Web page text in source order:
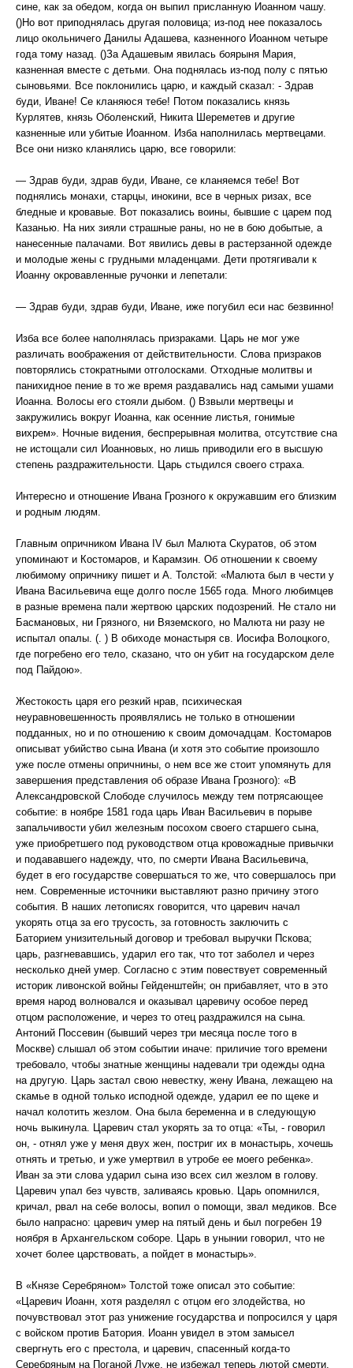
сине, как за обедом, когда он выпил присланную Иоанном чашу.
()Но вот приподнялась другая половица; из-под нее показалось
лицо окольничего Данилы Адашева, казненного Иоанном четыре
года тому назад. ()За Адашевым явилась боярыня Мария,
казненная вместе с детьми. Она поднялась из-под полу с пятью
сыновьями. Все поклонились царю, и каждый сказал: - Здрав
буди, Иване! Се кланяюся тебе! Потом показались князь
Курлятев, князь Оболенский, Никита Шереметев и другие
казненные или убитые Иоанном. Изба наполнилась мертвецами.
Все они низко кланялись царю, все говорили:
— Здрав буди, здрав буди, Иване, се кланяемся тебе! Вот
поднялись монахи, старцы, инокини, все в черных ризах, все
бледные и кровавые. Вот показались воины, бывшие с царем под
Казанью. На них зияли страшные раны, но не в бою добытые, а
нанесенные палачами. Вот явились девы в растерзанной одежде
и молодые жены с грудными младенцами. Дети протягивали к
Иоанну окровавленные ручонки и лепетали:
— Здрав буди, здрав буди, Иване, иже погубил еси нас безвинно!
Изба все более наполнялась призраками. Царь не мог уже
различать воображения от действительности. Слова призраков
повторялись стократными отголосками. Отходные молитвы и
панихидное пение в то же время раздавались над самыми ушами
Иоанна. Волосы его стояли дыбом. () Взвыли мертвецы и
закружились вокруг Иоанна, как осенние листья, гонимые
вихрем». Ночные видения, беспрерывная молитва, отсутствие сна
не истощали сил Иоанновых, но лишь приводили его в высшую
степень раздражительности. Царь стыдился своего страха.
Интересно и отношение Ивана Грозного к окружавшим его близким
и родным людям.
Главным опричником Ивана IV был Малюта Скуратов, об этом
упоминают и Костомаров, и Карамзин. Об отношении к своему
любимому опричнику пишет и А. Толстой: «Малюта был в чести у
Ивана Васильевича еще долго после 1565 года. Много любимцев
в разные времена пали жертвою царских подозрений. Не стало ни
Басмановых, ни Грязного, ни Вяземского, но Малюта ни разу не
испытал опалы. (. ) В обиходе монастыря св. Иосифа Волоцкого,
где погребено его тело, сказано, что он убит на государском деле
под Пайдою».
Жестокость царя его резкий нрав, психическая
неуравновешенность проявлялись не только в отношении
подданных, но и по отношению к своим домочадцам. Костомаров
описыват убийство сына Ивана (и хотя это событие произошло
уже после отмены опричнины, о нем все же стоит упомянуть для
завершения представления об образе Ивана Грозного): «В
Александровской Слободе случилось между тем потрясающее
событие: в ноябре 1581 года царь Иван Васильевич в порыве
запальчивости убил железным посохом своего старшего сына,
уже приобретшего под руководством отца кровожадные привычки
и подававшего надежду, что, по смерти Ивана Васильевича,
будет в его государстве совершаться то же, что совершалось при
нем. Современные источники выставляют разно причину этого
события. В наших летописях говорится, что царевич начал
укорять отца за его трусость, за готовность заключить с
Баторием унизительный договор и требовал выручки Пскова;
царь, разгневавшись, ударил его так, что тот заболел и через
несколько дней умер. Согласно с этим повествует современный
историк ливонской войны Гейденштейн; он прибавляет, что в это
время народ волновался и оказывал царевичу особое перед
отцом расположение, и через то отец раздражился на сына.
Антоний Поссевин (бывший через три месяца после того в
Москве) слышал об этом событии иначе: приличие того времени
требовало, чтобы знатные женщины надевали три одежды одна
на другую. Царь застал свою невестку, жену Ивана, лежащею на
скамье в одной только исподной одежде, ударил ее по щеке и
начал колотить жезлом. Она была беременна и в следующую
ночь выкинула. Царевич стал укорять за то отца: «Ты, - говорил
он, - отнял уже у меня двух жен, постриг их в монастырь, хочешь
отнять и третью, и уже умертвил в утробе ее моего ребенка».
Иван за эти слова ударил сына изо всех сил жезлом в голову.
Царевич упал без чувств, заливаясь кровью. Царь опомнился,
кричал, рвал на себе волосы, вопил о помощи, звал медиков. Все
было напрасно: царевич умер на пятый день и был погребен 19
ноября в Архангельском соборе. Царь в унынии говорил, что не
хочет более царствовать, а пойдет в монастырь».
В «Князе Серебряном» Толстой тоже описал это событие:
«Царевич Иоанн, хотя разделял с отцом его злодейства, но
почувствовал этот раз унижение государства и попросился у царя
с войском против Батория. Иоанн увидел в этом замысел
свергнуть его с престола, и царевич, спасенный когда-то
Серебряным на Поганой Луже, не избежал теперь лютой смерти.